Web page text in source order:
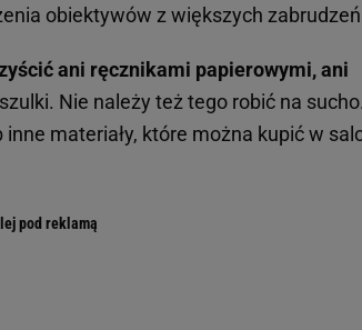
obiektywów z większych
ani ręcznikami papierowymi, ani
Nie należy też tego robić na sucho.
materiały, które można kupić w